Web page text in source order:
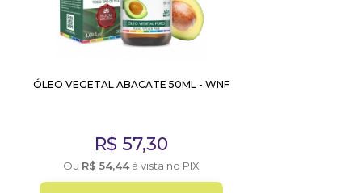
ÓLEO VEGETAL ABACATE 50ML - WNF
R$ 57,30
Ou R$ 54,44à vista no PIX